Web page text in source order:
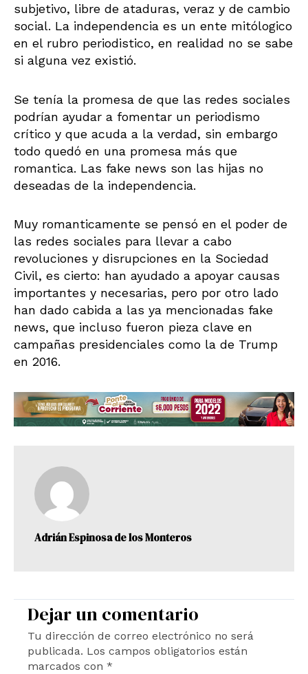
subjetivo, libre de ataduras, veraz y de cambio
social. La independencia es un ente mitólogico
en el rubro periodistico, en realidad no se sabe
si alguna vez existió.
Se tenía la promesa de que las redes sociales
podrían ayudar a fomentar un periodismo
crítico y que acuda a la verdad, sin embargo
todo quedó en una promesa más que
romantica. Las fake news son las hijas no
deseadas de la independencia.
Muy romanticamente se pensó en el poder de
las redes sociales para llevar a cabo
revoluciones y disrupciones en la Sociedad
Civil, es cierto: han ayudado a apoyar causas
importantes y necesarias, pero por otro lado
han dado cabida a las ya mencionadas fake
news, que incluso fueron pieza clave en
campañas presidenciales como la de Trump
en 2016.
Adrián Espinosa de los Monteros
Dejar un comentario
Tu dirección de correo electrónico no será
publicada. Los campos obligatorios están
marcados con *